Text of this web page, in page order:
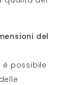
del
è possibile